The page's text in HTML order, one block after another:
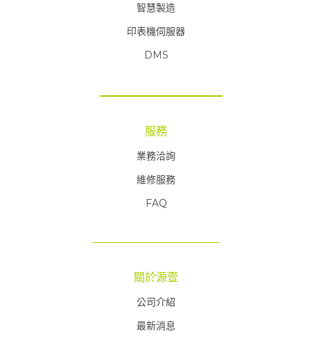
智慧製造
印表機伺服器
DMS
服務
業務洽詢
維修服務
FAQ
關於源壹
公司介紹
最新消息